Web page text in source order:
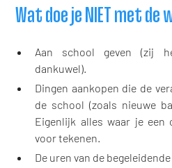
Wat doe je NIET met de
Aan school geven (zij
dankuwel).
Dingen aankopen die de
de school (zoals nieuwe
Eigenlijk alles waar je
voor tekenen.
De uren van de